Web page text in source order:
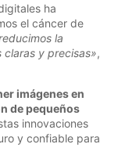
ha
el cáncer de
la
claras y precisas»,
imágenes en
de pequeños
innovaciones
y confiable para